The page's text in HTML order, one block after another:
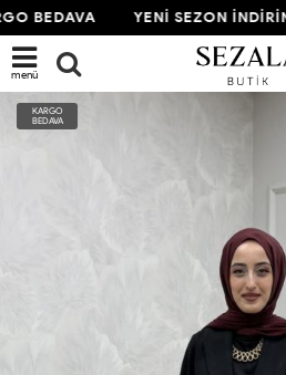
BEDAVA YENİ SEZON İNDİRİMİ
menü
KARGO
BEDAVA